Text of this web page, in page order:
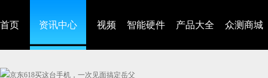
首页 资讯中心 视频 智能硬件 产品大全 众测商城